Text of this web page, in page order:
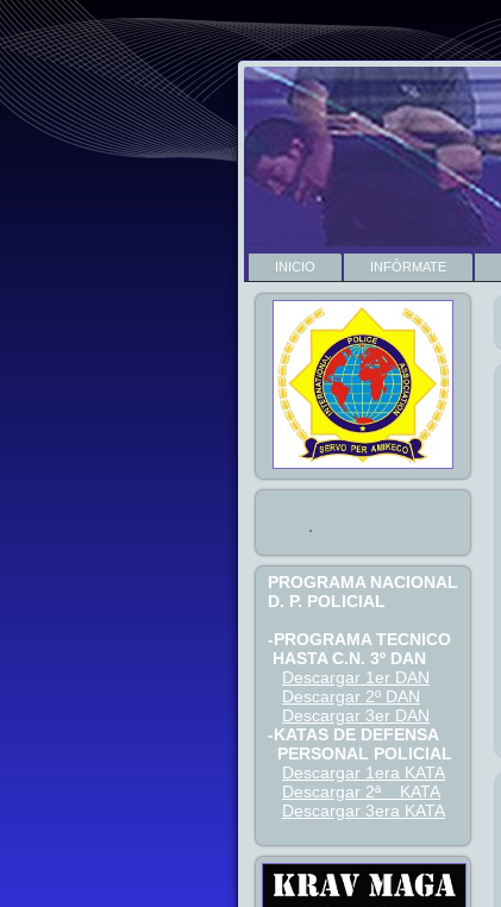
INICIO INFÓRMATE
PROGRAMA NACIONAL
D. P. POLICIAL
-PROGRAMA TECNICO
HASTA C.N. 3º DAN
Descargar 1er DAN
Descargar 2º DAN
Descargar 3er DAN
-KATAS DE DEFENSA
PERSONAL POLICIAL
Descargar 1era KATA
Descargar 2ª KATA
Descargar 3era KATA